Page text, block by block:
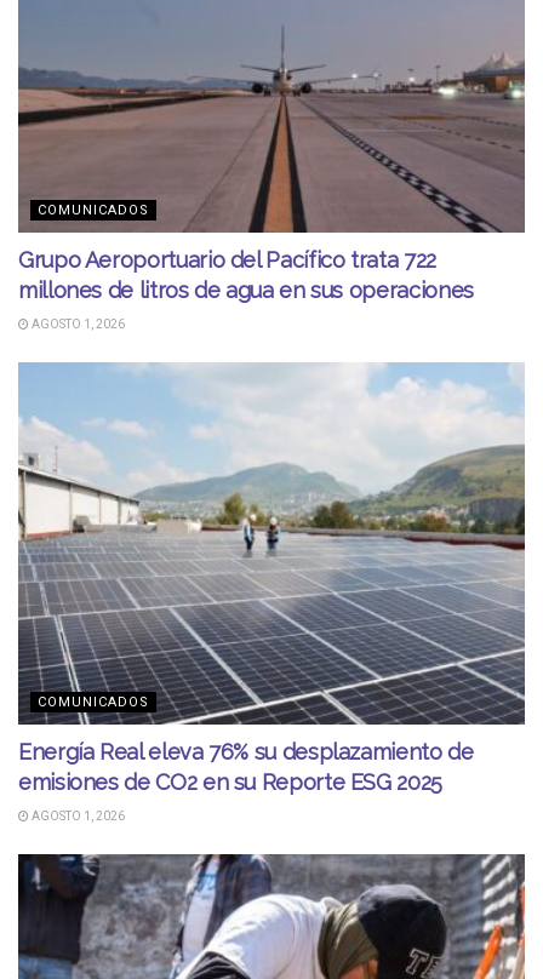
COMUNICADOS
Grupo Aeroportuario del Pacífico trata 722
millones de litros de agua en sus operaciones
AGOSTO 1, 2026
COMUNICADOS
Energía Real eleva 76% su desplazamiento de
emisiones de CO2 en su Reporte ESG 2025
AGOSTO 1, 2026